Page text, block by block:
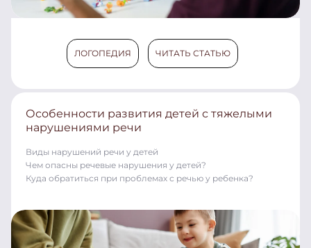
ЛОГОПЕДИЯ ЧИТАТЬ СТАТЬЮ
Особенности развития детей с тяжелыми
нарушениями речи
Виды нарушений речи у детей
Чем опасны речевые нарушения у детей?
Куда обратиться при проблемах с речью у ребенка?